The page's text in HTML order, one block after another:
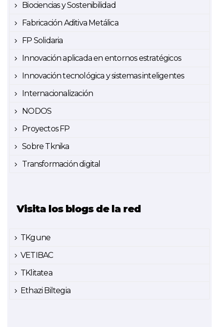
Biociencias y Sostenibilidad
Fabricación Aditiva Metálica
FP Solidaria
Innovación aplicada en entornos estratégicos
Innovación tecnológica y sistemas inteligentes
Internacionalización
NODOS
Proyectos FP
Sobre Tknika
Transformación digital
Visita los blogs de la red
TKgune
VETIBAC
TKlitatea
Ethazi Biltegia